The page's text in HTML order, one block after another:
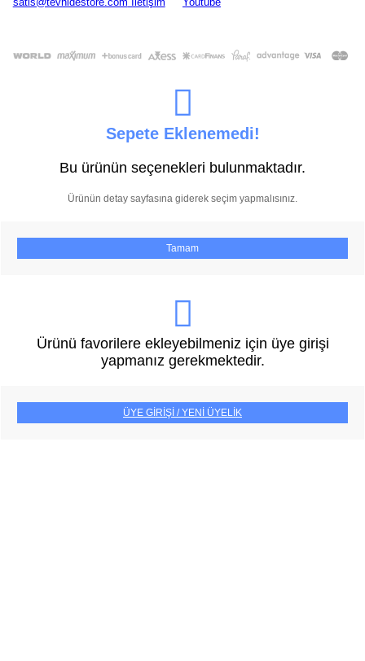
Sepete Eklenemedi!
Bu ürünün seçenekleri bulunmaktadır.
Ürünün detay sayfasına giderek seçim yapmalısınız.
Tamam
Ürünü favorilere ekleyebilmeniz için üye girişi
yapmanız gerekmektedir.
ÜYE GİRİŞİ / YENİ ÜYELİK